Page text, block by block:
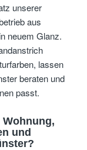
unserer
aus
neuem Glanz.
lassen
beraten und
passt.
und